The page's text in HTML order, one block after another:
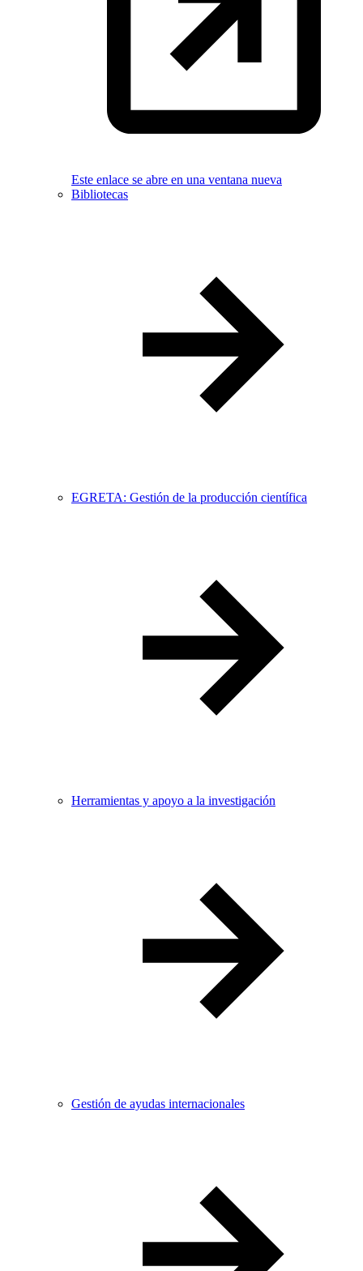
Este enlace se abre en una ventana nueva
Bibliotecas
EGRETA: Gestión de la producción científica
Herramientas y apoyo a la investigación
Gestión de ayudas internacionales